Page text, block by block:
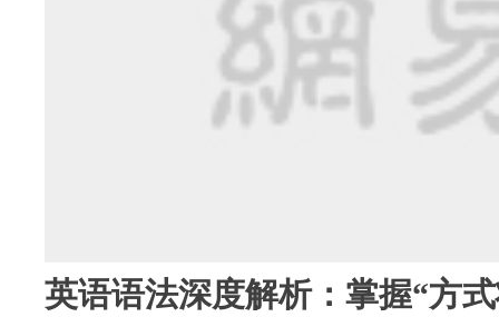
英语语法深度解析：掌握“方